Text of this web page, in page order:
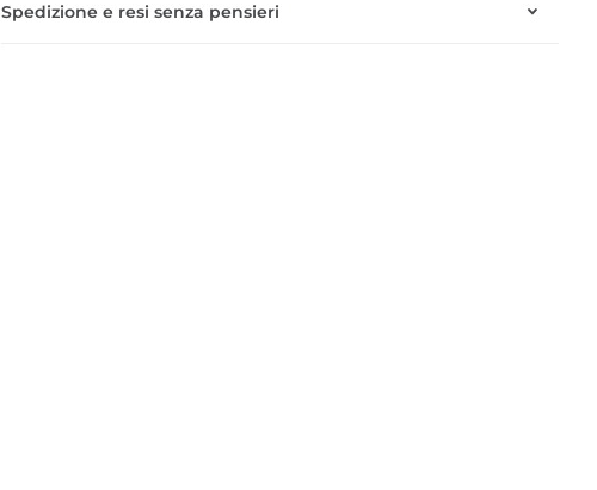
Spedizione e resi senza pensieri